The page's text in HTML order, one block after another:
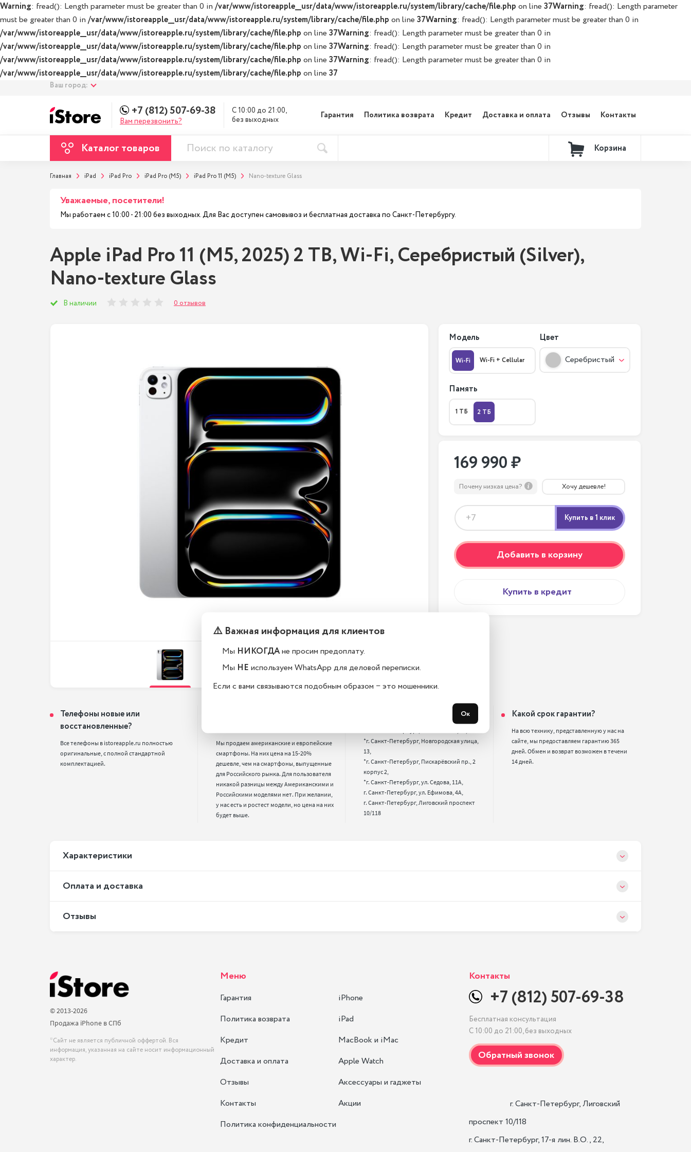
Warning: fread(): Length parameter must be greater than 0 in /var/www/istoreapple__usr/data/www/istoreapple.ru/system/library/cache/file.php on line 37Warning: fread(): Length parameter
must be greater than 0 in /var/www/istoreapple__usr/data/www/istoreapple.ru/system/library/cache/file.php on line 37Warning: fread(): Length parameter must be greater than 0 in
/var/www/istoreapple__usr/data/www/istoreapple.ru/system/library/cache/file.php on line 37Warning: fread(): Length parameter must be greater than 0 in
/var/www/istoreapple__usr/data/www/istoreapple.ru/system/library/cache/file.php on line 37Warning: fread(): Length parameter must be greater than 0 in
/var/www/istoreapple__usr/data/www/istoreapple.ru/system/library/cache/file.php on line 37Warning: fread(): Length parameter must be greater than 0 in
/var/www/istoreapple__usr/data/www/istoreapple.ru/system/library/cache/file.php on line 37
Ваш город:
+7 (812) 507-69-38
Вам перезвонить?
С 10:00 до 21:00,
без выходных
Гарантия Политика возврата Кредит Доставка и оплата Отзывы Контакты
Каталог товаров Корзина
Главная iPad iPad Pro iPad Pro (M5) iPad Pro 11 (M5) Nano-texture Glass
Уважаемые, посетители!
Мы работаем с 10:00 - 21:00 без выходных. Для Вас доступен самовывоз и бесплатная доставка по Санкт-Петербургу.
Apple iPad Pro 11 (M5, 2025) 2 TB, Wi-Fi, Серебристый (Silver),
Nano-texture Glass
В наличии 0 отзывов
Модель
Wi-Fi Wi-Fi + Cellular
Цвет
Серебристый
Память
1 ТБ 2 ТБ
169 990 ₽
Почему низкая цена? Хочу дешевле!
Добавить в корзину
Купить в кредит
Телефоны новые или
восстановленные?
Все телефоны в istoreapple.ru полностью
оригинальные, с полной стандартной
комплектацией.
Мы продаем американские и европейские
смартфоны. На них цена на 15-20%
дешевле, чем на смартфоны, выпущенные
для Российского рынка. Для пользователя
никакой разницы между Американскими и
Российскими моделями нет. При желании,
у нас есть и ростест модели, но цена на них
будет выше.
Где находится Ваш магазин?
*г. Санкт-Петербург, Новгородская улица,
13,
*г. Санкт-Петербург, Пискарёвский пр., 2
корпус 2,
*г. Санкт-Петербург, ул. Седова, 11А,
г. Санкт-Петербург, ул. Ефимова, 4А,
г. Санкт-Петербург, Лиговский проспект
10/118
Какой срок гарантии?
На всю технику, представленную у нас на
сайте, мы предоставляем гарантию 365
дней. Обмен и возврат возможен в течени
14 дней.
Xарактеристики
Оплата и доставка
Отзывы
© 2013-2026
Продажа iPhone в СПб
*Сайт не является публичной оффертой. Вся
информация, указанная на сайте носит информационный
характер.
Меню
Гарантия
Политика возврата
Кредит
Доставка и оплата
Отзывы
Контакты
Политика конфиденциальности
iPhone
iPad
MacBook и iMac
Apple Watch
Аксессуары и гаджеты
Акции
Контакты
+7 (812) 507-69-38
Бесплатная консультация
С 10:00 до 21:00, без выходных
проспект 10/118
г. Санкт-Петербург, 17-я лин. B.O., 22,
⚠️ Важная информация для клиентов
Мы НИКОГДАне просим предоплату.
Мы НЕ используем WhatsApp для деловой переписки.
Если с вами связываются подобным образом − это мошенники.
Ок